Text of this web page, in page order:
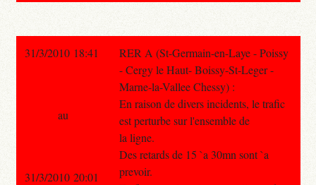
31/3/2010 18:41
RER A (St-Germain-en-Laye - Poissy
- Cergy le Haut- Boissy-St-Leger -
Marne-la-Vallee Chessy) :
En raison de divers incidents, le trafic
est perturbe sur l'ensemble de
la ligne.
Des retards de 15 `a 30mn sont `a
prevoir.
au
31/3/2010 20:01